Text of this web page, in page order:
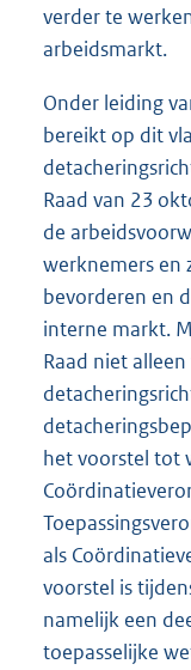
verder te
arbeidsmarkt.
Onder leiding
bereikt op dit
Raad van 23
de
werknemers en
bevorderen en
interne markt.
Raad niet
het voorstel tot
als
voorstel is
namelijk een
toepasselijke